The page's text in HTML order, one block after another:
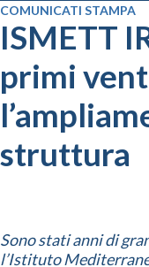
COMUNICATI STAMPA
ISMETT
primi
struttura
Sono stati anni di
l’Istituto